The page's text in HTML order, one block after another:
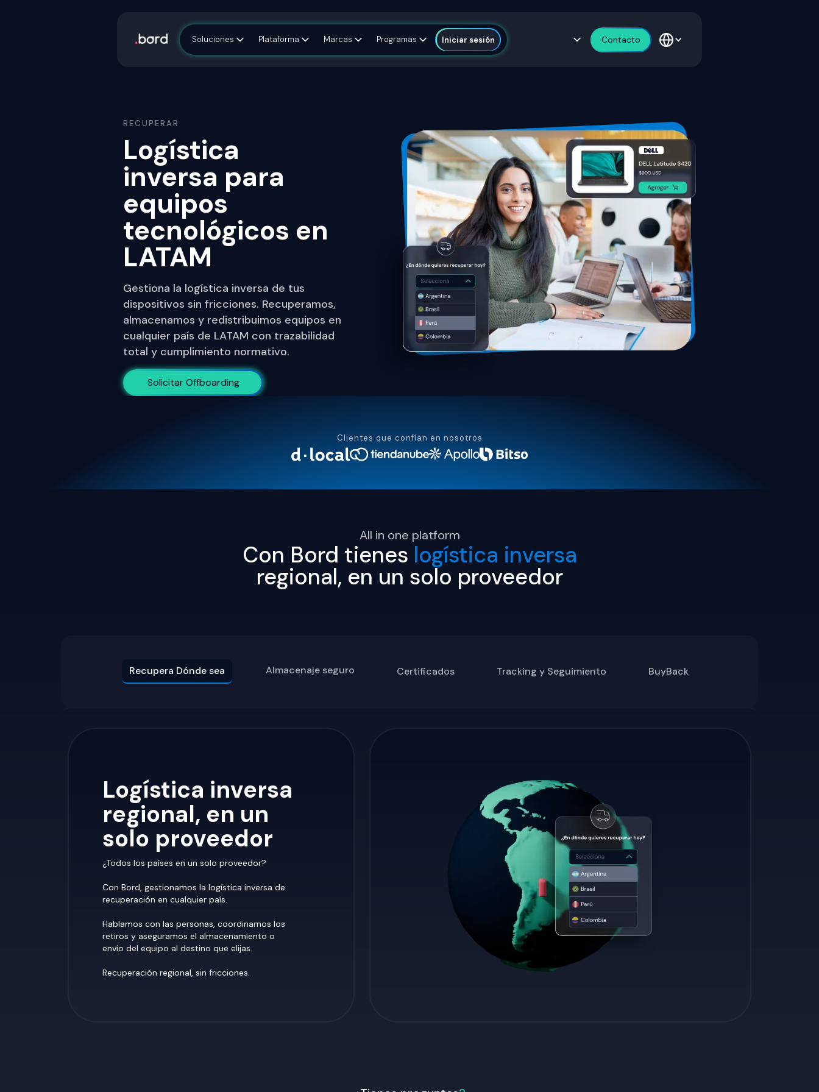
Soluciones Plataforma Marcas Programas Iniciar sesión Contacto
RECUPERAR
Logística
inversa para
equipos
tecnológicos en
LATAM
Gestiona la logística inversa de tus
dispositivos sin fricciones. Recuperamos,
almacenamos y redistribuimos equipos en
cualquier país de LATAM con trazabilidad
total y cumplimiento normativo.
Solicitar Offboarding
Clientes que confían en nosotros
All in one platform
Con Bord tienes logística inversa
regional, en un solo proveedor
Recupera Dónde sea Almacenaje seguro Certificados Tracking y Seguimiento BuyBack
Logística inversa
regional, en un
solo proveedor
¿Todos los países en un solo proveedor?
Con Bord, gestionamos la logística inversa de
recuperación en cualquier país.
Hablamos con las personas, coordinamos los
retiros y aseguramos el almacenamiento o
envío del equipo al destino que elijas.
Recuperación regional, sin fricciones.